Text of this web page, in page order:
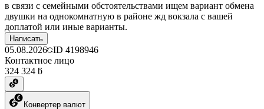
в связи с семейными обстоятельствами ищем вариант обмена
двушки на однокомнатную в районе жд вокзала с вашей
доплатой или иные варианты.
Написать
05.08.2026 ID 4198946
Контактное лицо
324 324 ƃ
Конвертер валют